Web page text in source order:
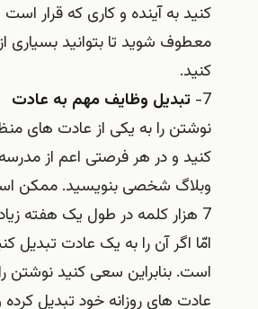
کنید به آینده و کاری که قرار
معطوف شوید تا بتوانید بسیاری
کنید.
7- تبدیل وظایف مهم به عادت
نوشتن را به یکی از عادت های
کنید و در هر فرصتی اعم از
7 هزار کلمه در طول یک هفته
امّا اگر آن را به یک عادت تبدیل
است. بنابراین سعی کنید نوشتن
عادت های روزانه خود تبدیل کرده